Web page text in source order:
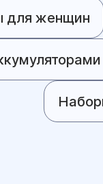
для женщин